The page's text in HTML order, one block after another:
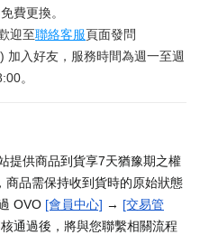
費更換。
迎至聯絡客服頁面發問
加入好友，服務時間為週一至週
。
提供商品到貨享7天猶豫期之權
商品需保持收到貨時的原始狀態
OVO [會員中心] → [交易管
通過後，將與您聯繫相關流程